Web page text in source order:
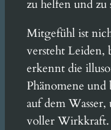
zu helfen und zu
Mitgefühl ist
versteht Leiden,
erkennt die
Phänomene
auf dem
voller Wirkkraft.